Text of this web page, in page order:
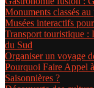
Monuments classés
Musées interactifs
Transport touristique :
du Sud
Organiser un voyage
Pourquoi Faire Appel
Saisonnières ?